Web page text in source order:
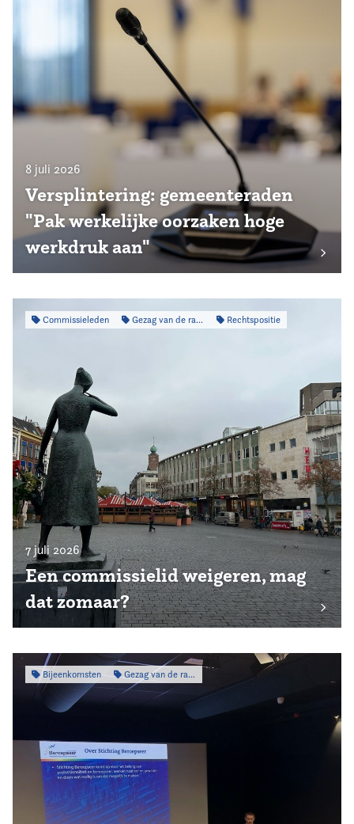
8 juli 2026
Versplintering: gemeenteraden
"Pak werkelijke oorzaken hoge
werkdruk aan"
Commissieleden Gezag van de raad Rechtspositie
7 juli 2026
Een commissielid weigeren, mag
dat zomaar?
Bijeenkomsten Gezag van de raad